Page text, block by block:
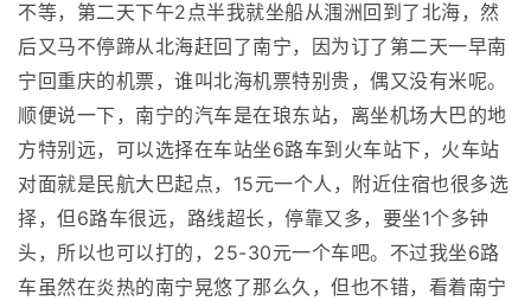
不等，第二天下午2点半我就坐船从涠洲回到了北海，然
后又马不停蹄从北海赶回了南宁，因为订了第二天一早南
宁回重庆的机票，谁叫北海机票特别贵，偶又没有米呢。
顺便说一下，南宁的汽车是在琅东站，离坐机场大巴的地
方特别远，可以选择在车站坐6路车到火车站下，火车站
对面就是民航大巴起点，15元一个人，附近住宿也很多选
择，但6路车很远，路线超长，停靠又多，要坐1个多钟
头，所以也可以打的，25-30元一个车吧。不过我坐6路
车虽然在炎热的南宁晃悠了那么久，但也不错，看着南宁